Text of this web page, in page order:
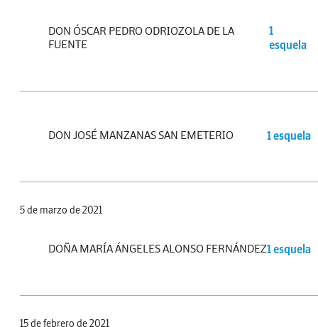
DON ÓSCAR PEDRO ODRIOZOLA DE LA
FUENTE
1
esquela
DON JOSÉ MANZANAS SAN EMETERIO 1 esquela
5 de marzo de 2021
DOÑA MARÍA ÁNGELES ALONSO FERNÁNDEZ1 esquela
15 de febrero de 2021